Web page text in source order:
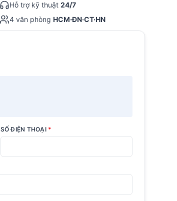
Hỗ trợ kỹ thuật 24/7
4 văn phòng HCM·ĐN·CT·HN
SỐ ĐIỆN THOẠI *